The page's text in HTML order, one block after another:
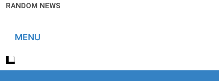
RANDOM NEWS
MENU